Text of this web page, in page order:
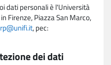
dati personali è l'Università
Firenze, Piazza San Marco,
, pec:
dei dati